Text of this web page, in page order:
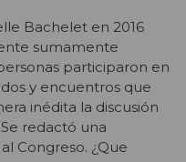
Bachelet en 2016
sumamente
participaron en
y encuentros que
inédita la discusión
redactó una
Congreso. ¿Que